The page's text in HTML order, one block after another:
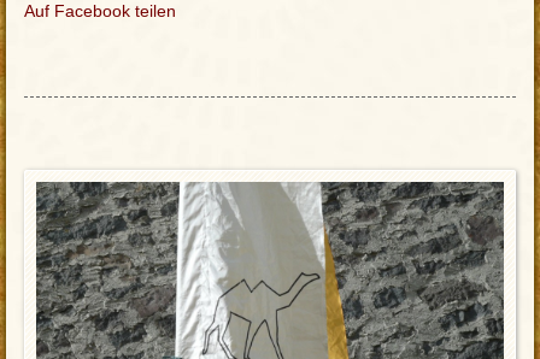
Auf Facebook teilen